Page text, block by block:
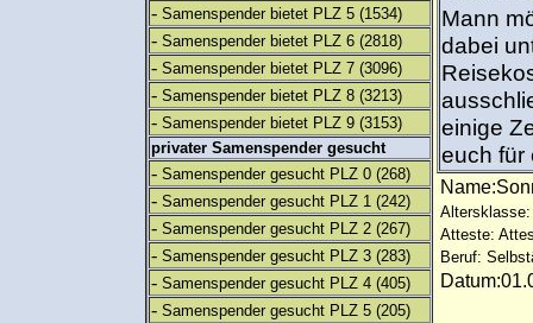
- Samenspender bietet PLZ 5 (1534)
- Samenspender bietet PLZ 6 (2818)
- Samenspender bietet PLZ 7 (3096)
- Samenspender bietet PLZ 8 (3213)
- Samenspender bietet PLZ 9 (3153)
privater Samenspender gesucht
- Samenspender gesucht PLZ 0 (268)
- Samenspender gesucht PLZ 1 (242)
- Samenspender gesucht PLZ 2 (267)
- Samenspender gesucht PLZ 3 (283)
- Samenspender gesucht PLZ 4 (405)
- Samenspender gesucht PLZ 5 (205)
Mann
dabei
einige
euch für
Altersklasse:
Atteste:
Beruf: